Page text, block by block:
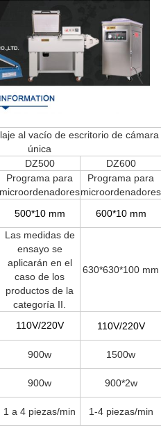
al vacío de escritorio de cámara
única
DZ500
DZ600
Programa para
microordenadores
Programa para
microordenadores
500*10 mm 600*10 mm
Las medidas de
ensayo se
aplicarán en el
caso de los
productos de la
categoría II.
630*630*100 mm
110V/220V 110V/220V
900w
1500w
900w
900*2w
1 a 4 piezas/min
1-4 piezas/min